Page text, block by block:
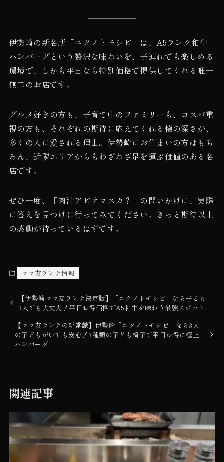
伊勢崎の新名所「ニクノトモシビ」は、A5ランク和牛
ハンバーグという贅沢な味わいを、子連れでも楽しめる
環境で、しかも平日なら特別価格で提供してくれる唯一
無二のお店です。
グルメ好きの方も、子育て中のファミリーも、コスパ重
視の方も、それぞれの期待に応えてくれる懐の深さが、
多くの人に愛される理由。伊勢崎にお住まいの方はもち
ろん、近隣エリアからもわざわざ足を運ぶ価値のある名
店です。
ぜひ一度、「肉汁アビテマスカ？」の問いかけに、実際
に答えを見つけに行ってみてください。きっと期待以上
の感動が待っているはずです。
ママ友ランチ情報
【伊勢崎ママ友ランチ決定版】「ニクノトモシビ」なら子ども
3人でも大丈夫！平日お得価格でA5和牛を味わう最強スポット
【ママ友ランチの新常識】伊勢崎「ニクノトモシビ」なら3人
の子どもがいても安心！3種類の子ども椅子で平日お得に極上
ハンバーグ
関連記事